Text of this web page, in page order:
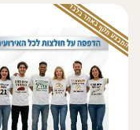
המבצע תקף באתר בלבד